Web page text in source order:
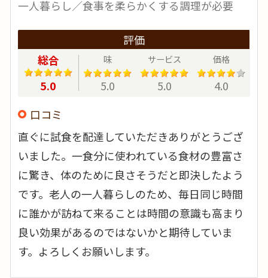
一人暮らし／食事を柔らかくする調理が必要
評価
総合
5.0
味
5.0
サービス
5.0
価格
4.0
口コミ
直ぐに試食を配達していただきありがとうござ
いました。一食分に使われている食材の豊富さ
に驚き、体のために良さそうだと即決したよう
です。老人の一人暮らしのため、毎日同じ時間
に誰かが訪ねて来ることは時間の意識も高まり
良い効果があるのではないかと期待していま
す。よろしくお願いします。